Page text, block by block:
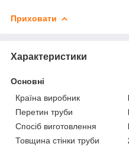
Приховати
Характеристики
Основні
Країна виробник
Перетин труби
Спосіб виготовлення
Товщина стінки труби